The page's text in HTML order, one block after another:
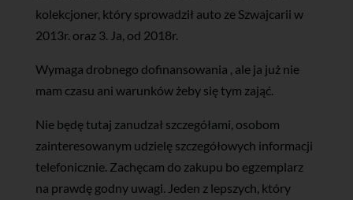
kolekcjoner, który sprowadził auto ze Szwajcarii w
2013r. oraz 3. Ja, od 2018r.
Wymaga drobnego dofinansowania , ale ja już nie
mam czasu ani warunków żeby się tym zająć.
Nie będę tutaj zanudzał szczegółami, osobom
zainteresowanym udzielę szczegółowych informacji
telefonicznie. Zachęcam do zakupu bo egzemplarz
na prawdę godny uwagi. Jeden z lepszych, który